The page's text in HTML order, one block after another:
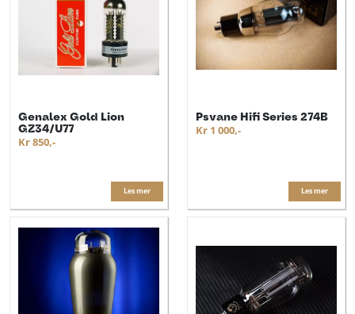
Genalex Gold Lion
GZ34/U77
Kr 850,-
Les mer
Psvane Hifi Series 274B
Kr 1 000,-
Les mer